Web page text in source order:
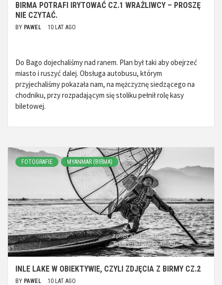
BIRMA POTRAFI IRYTOWAĆ CZ.1 WRAŻLIWCY – PROSZĘ
NIE CZYTAĆ.
BY PAWEL 10 LAT AGO
Do Bago dojechaliśmy nad ranem. Plan był taki aby obejrzeć
miasto i ruszyć dalej. Obsługa autobusu, którym
przyjechaliśmy pokazała nam, na mężczyznę siedzącego na
chodniku, przy rozpadającym się stoliku pełnił rolę kasy
biletowej.
FOTOGRAFIE MYANMAR (BIRMA)
INLE LAKE W OBIEKTYWIE, CZYLI ZDJĘCIA Z BIRMY CZ.2
BY PAWEL 10 LAT AGO